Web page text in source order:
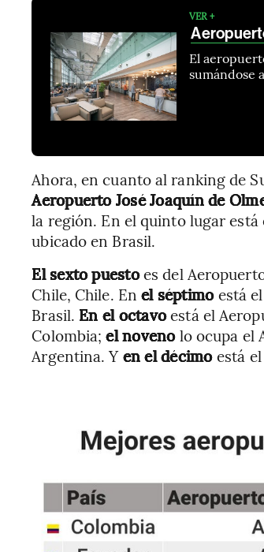
VER +
El
sumándose
Ahora, en cuanto al ranking de
Aeropuerto José Joaquín de
la región. En el quinto lugar
ubicado en Brasil.
El sexto puestoes del
Chile, Chile. Enel séptimoestá
Brasil. En el octavoestá el
Colombia;el novenolo ocupa el
Argentina. Yen el décimoestá